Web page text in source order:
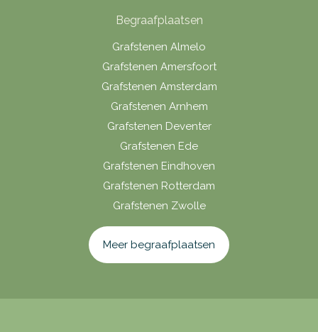
Begraafplaatsen
Grafstenen Almelo
Grafstenen Amersfoort
Grafstenen Amsterdam
Grafstenen Arnhem
Grafstenen Deventer
Grafstenen Ede
Grafstenen Eindhoven
Grafstenen Rotterdam
Grafstenen Zwolle
Meer begraafplaatsen